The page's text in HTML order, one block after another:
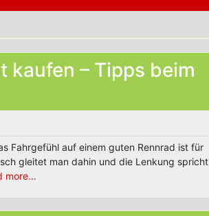
kaufen – Tipps beim
Fahrgefühl auf einem guten Rennrad ist für
gleitet man dahin und die Lenkung spricht
more…